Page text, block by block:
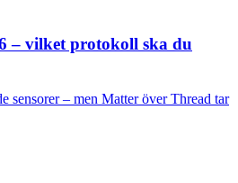
– vilket protokoll ska du
sensorer – men Matter över Thread tar